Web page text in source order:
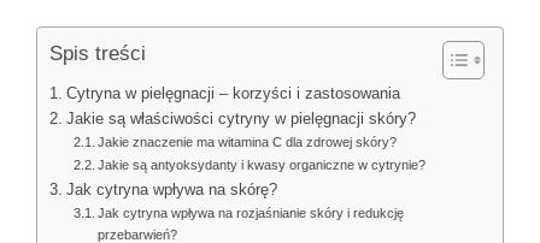
Spis treści
Cytryna w pielęgnacji – korzyści i zastosowania
Jakie są właściwości cytryny w pielęgnacji skóry?
Jakie znaczenie ma witamina C dla zdrowej skóry?
Jakie są antyoksydanty i kwasy organiczne w cytrynie?
Jak cytryna wpływa na skórę?
Jak cytryna wpływa na rozjaśnianie skóry i redukcję
przebarwień?